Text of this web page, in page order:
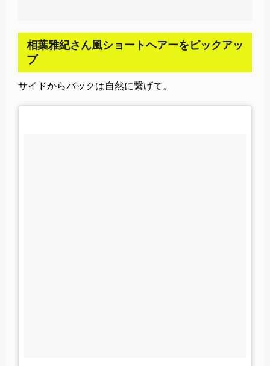
相葉雅紀さん風ショートヘアーをピックアッ
プ
サイドからバックは自然に繋げて。